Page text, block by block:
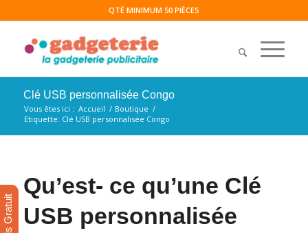
QTÉ MINIMUM 50 PIÈCES
Clé USB personnalisée Congo
Vous êtes ici : Accueil / Boutique /
Etiquette: Clé USB personnalisée Congo
Qu’est- ce qu’une Clé
USB personnalisée